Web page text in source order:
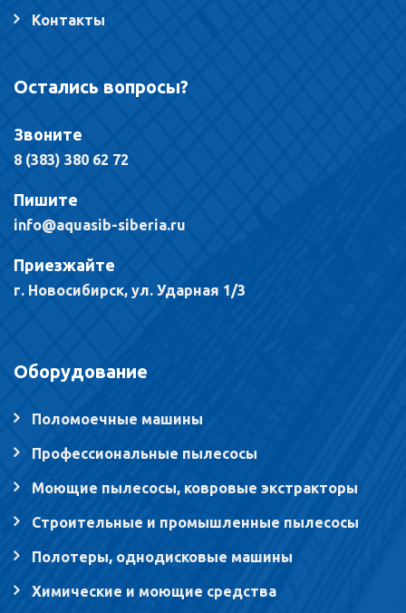
Контакты
Остались вопросы?
Звоните
8 (383) 380 62 72
Пишите
info@aquasib-siberia.ru
Приезжайте
г. Новосибирск, ул. Ударная 1/3
Оборудование
Поломоечные машины
Профессиональные пылесосы
Моющие пылесосы, ковровые экстракторы
Строительные и промышленные пылесосы
Полотеры, однодисковые машины
Химические и моющие средства